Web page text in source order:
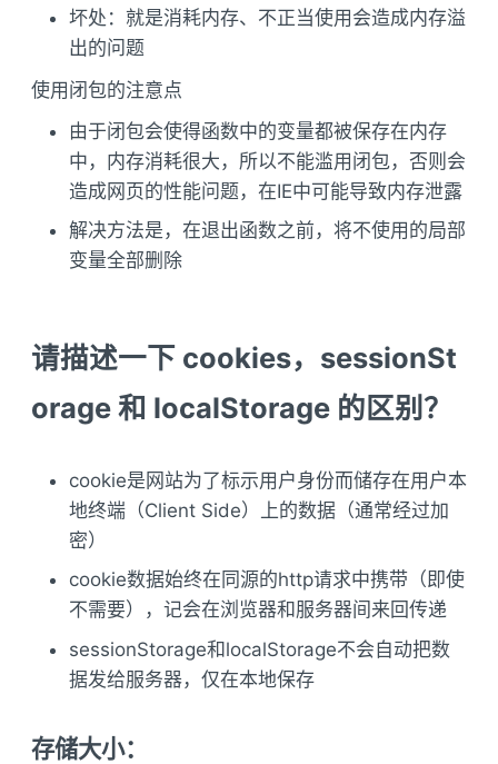
坏处：就是消耗内存、不正当使用会造成内存溢
出的问题
使用闭包的注意点
由于闭包会使得函数中的变量都被保存在内存
中，内存消耗很大，所以不能滥用闭包，否则会
造成网页的性能问题，在IE中可能导致内存泄露
解决方法是，在退出函数之前，将不使用的局部
变量全部删除
请描述一下 cookies，sessionSt
orage 和 localStorage 的区别？
cookie是网站为了标示用户身份而储存在用户本
地终端（Client Side）上的数据（通常经过加
密）
cookie数据始终在同源的http请求中携带（即使
不需要），记会在浏览器和服务器间来回传递
sessionStorage和localStorage不会自动把数
据发给服务器，仅在本地保存
存储大小：